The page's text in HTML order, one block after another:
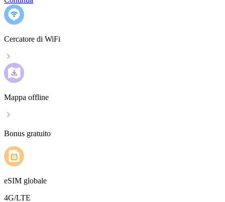
Cercatore di WiFi
Mappa offline
Bonus gratuito
eSIM globale
4G/LTE